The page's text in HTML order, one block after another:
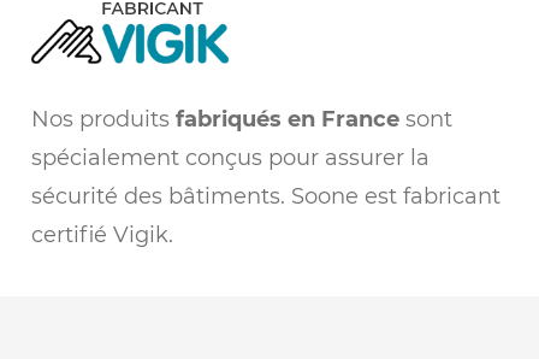
Nos produits fabriqués en France sont
spécialement conçus pour assurer la
sécurité des bâtiments. Soone est fabricant
certifié Vigik.